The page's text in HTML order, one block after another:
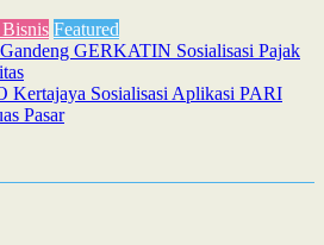
Featured
GERKATIN Sosialisasi Pajak
Kertajaya Sosialisasi Aplikasi PARI
Pasar